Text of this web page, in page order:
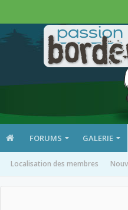
FORUMS GALERIE
Localisation des membres